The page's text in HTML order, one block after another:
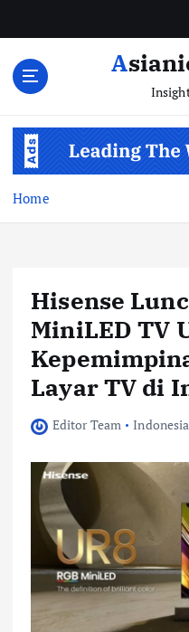
Home
Hisense
MiniLED TV
Layar TV di
Editor Team Indonesia